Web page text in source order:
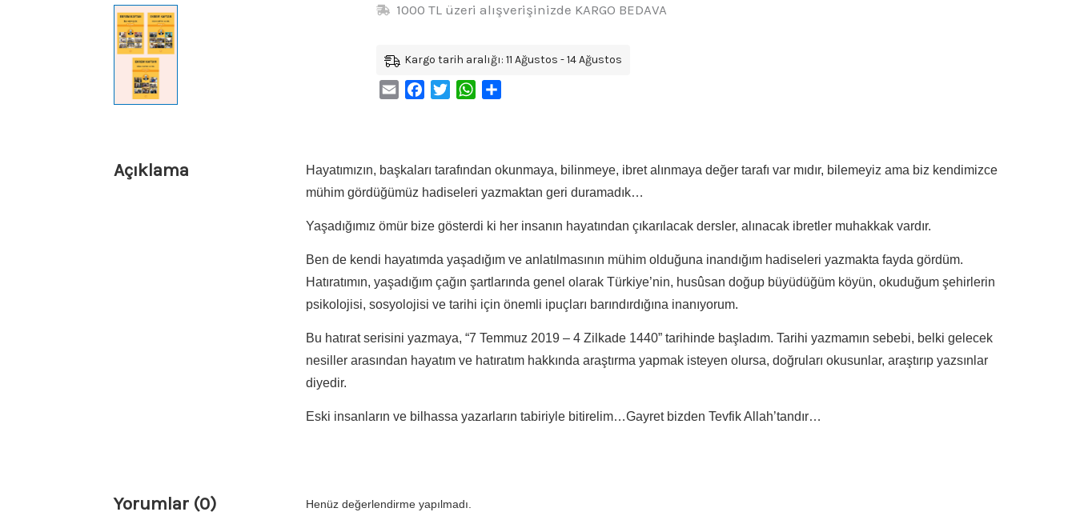
1000 TL üzeri alışverişinizde KARGO BEDAVA
Kargo tarih aralığı: 11 Ağustos - 14 Ağustos
Email FacebookTwitterWhatsApp
Açıklama
Hayatımızın, başkaları tarafından okunmaya, bilinmeye, ibret alınmaya değer tarafı var mıdır, bilemeyiz ama biz kendimizce
mühim gördüğümüz hadiseleri yazmaktan geri duramadık…
Yaşadığımız ömür bize gösterdi ki her insanın hayatından çıkarılacak dersler, alınacak ibretler muhakkak vardır.
Ben de kendi hayatımda yaşadığım ve anlatılmasının mühim olduğuna inandığım hadiseleri yazmakta fayda gördüm.
Hatıratımın, yaşadığım çağın şartlarında genel olarak Türkiye’nin, husûsan doğup büyüdüğüm köyün, okuduğum şehirlerin
psikolojisi, sosyolojisi ve tarihi için önemli ipuçları barındırdığına inanıyorum.
Bu hatırat serisini yazmaya, “7 Temmuz 2019 – 4 Zilkade 1440” tarihinde başladım. Tarihi yazmamın sebebi, belki gelecek
nesiller arasından hayatım ve hatıratım hakkında araştırma yapmak isteyen olursa, doğruları okusunlar, araştırıp yazsınlar
diyedir.
Eski insanların ve bilhassa yazarların tabiriyle bitirelim…Gayret bizden Tevfik Allah’tandır…
Yorumlar (0) Henüz değerlendirme yapılmadı.